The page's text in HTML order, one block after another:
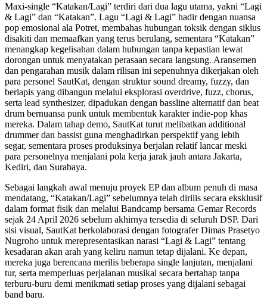
Maxi-single “Katakan/Lagi” terdiri dari dua lagu utama, yakni “Lagi
& Lagi” dan “Katakan”. Lagu “Lagi & Lagi” hadir dengan nuansa
pop emosional ala Potret, membahas hubungan toksik dengan siklus
disakiti dan memaafkan yang terus berulang, sementara “Katakan”
menangkap kegelisahan dalam hubungan tanpa kepastian lewat
dorongan untuk menyatakan perasaan secara langsung. Aransemen
dan pengarahan musik dalam rilisan ini sepenuhnya dikerjakan oleh
para personel SautKat, dengan struktur sound dreamy, fuzzy, dan
berlapis yang dibangun melalui eksplorasi overdrive, fuzz, chorus,
serta lead synthesizer, dipadukan dengan bassline alternatif dan beat
drum bernuansa punk untuk membentuk karakter indie-pop khas
mereka. Dalam tahap demo, SautKat turut melibatkan additional
drummer dan bassist guna menghadirkan perspektif yang lebih
segar, sementara proses produksinya berjalan relatif lancar meski
para personelnya menjalani pola kerja jarak jauh antara Jakarta,
Kediri, dan Surabaya.
Sebagai langkah awal menuju proyek EP dan album penuh di masa
mendatang, “Katakan/Lagi” sebelumnya telah dirilis secara eksklusif
dalam format fisik dan melalui Bandcamp bersama Gemar Records
sejak 24 April 2026 sebelum akhirnya tersedia di seluruh DSP. Dari
sisi visual, SautKat berkolaborasi dengan fotografer Dimas Prasetyo
Nugroho untuk merepresentasikan narasi “Lagi & Lagi” tentang
kesadaran akan arah yang keliru namun tetap dijalani. Ke depan,
mereka juga berencana merilis beberapa single lanjutan, menjalani
tur, serta memperluas perjalanan musikal secara bertahap tanpa
terburu-buru demi menikmati setiap proses yang dijalani sebagai
band baru.